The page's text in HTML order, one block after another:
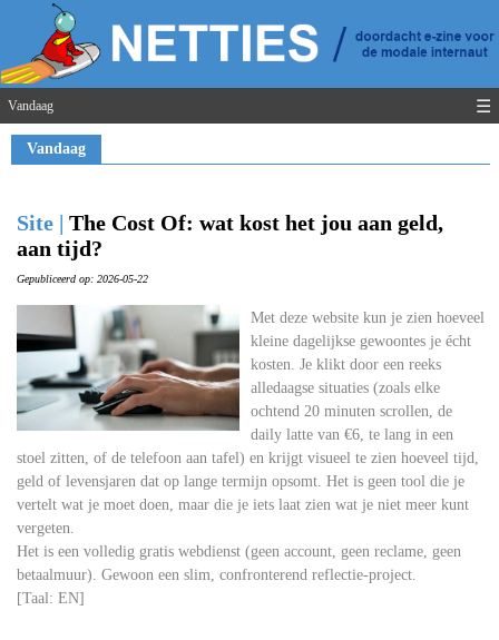
Vandaag ☰
Vandaag
Site | The Cost Of: wat kost het jou aan geld,
aan tijd?
Gepubliceerd op: 2026-05-22
Met deze website kun je zien hoeveel
kleine dagelijkse gewoontes je écht
kosten. Je klikt door een reeks
alledaagse situaties (zoals elke
ochtend 20 minuten scrollen, de
daily latte van €6, te lang in een
stoel zitten, of de telefoon aan tafel) en krijgt visueel te zien hoeveel tijd,
geld of levensjaren dat op lange termijn opsomt. Het is geen tool die je
vertelt wat je moet doen, maar die je iets laat zien wat je niet meer kunt
vergeten.
Het is een volledig gratis webdienst (geen account, geen reclame, geen
betaalmuur). Gewoon een slim, confronterend reflectie-project.
[Taal: EN]